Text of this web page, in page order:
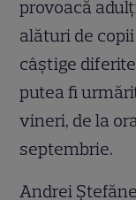
provoacă
alături de
câştige
putea fi
vineri, de la
septembrie.
Andrei